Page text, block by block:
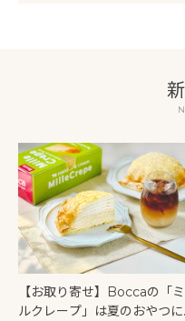
【お取り寄せ】Boccaの「ミ
ルクレープ」は夏のおやつに